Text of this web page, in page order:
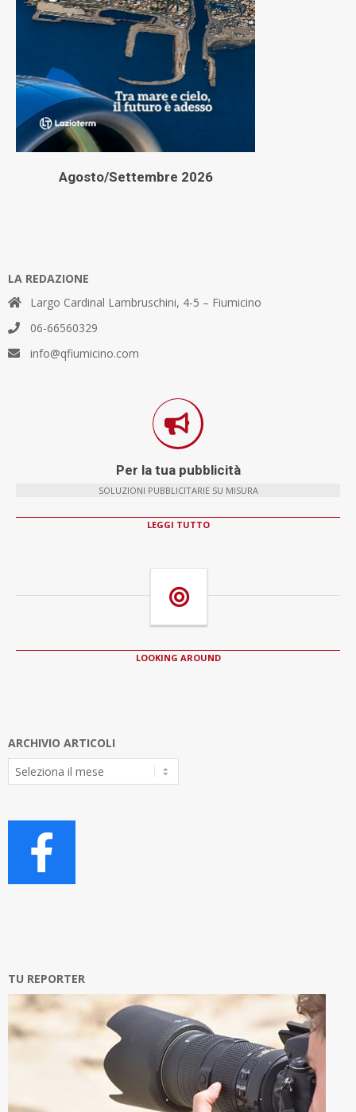
Agosto/Settembre 2026
LA REDAZIONE
Largo Cardinal Lambruschini, 4-5 – Fiumicino
06-66560329
info@qfiumicino.com
Per la tua pubblicità
SOLUZIONI PUBBLICITARIE SU MISURA
LEGGI TUTTO
LOOKING AROUND
ARCHIVIO ARTICOLI
Archivio
Articoli
TU REPORTER